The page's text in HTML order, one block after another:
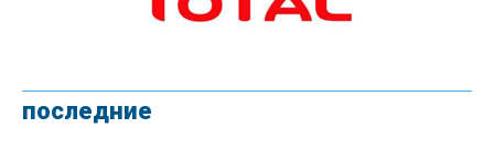
последние